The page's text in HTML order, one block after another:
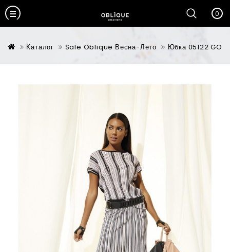
0
Каталог Sale Oblique Весна-Лето Юбка 05122 GO